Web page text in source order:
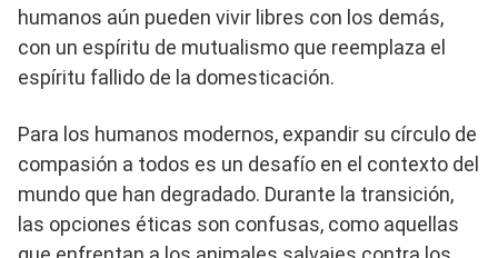
humanos aún pueden vivir libres con los demás,
con un espíritu de mutualismo que reemplaza el
espíritu fallido de la domesticación.
Para los humanos modernos, expandir su círculo de
compasión a todos es un desafío en el contexto del
mundo que han degradado. Durante la transición,
las opciones éticas son confusas, como aquellas